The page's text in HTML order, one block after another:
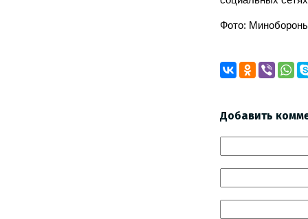
Фото:
Добавить